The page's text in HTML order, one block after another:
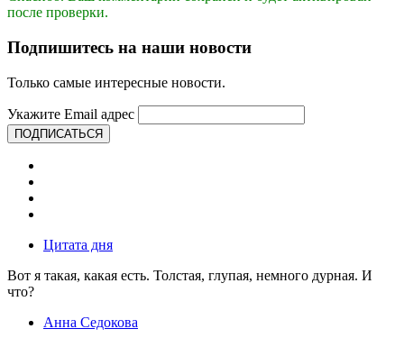
после проверки.
Подпишитесь на наши новости
Только самые интересные новости.
Укажите Email адрес
ПОДПИСАТЬСЯ
Цитата дня
Вот я такая, какая есть. Толстая, глупая, немного дурная. И
что?
Анна Седокова